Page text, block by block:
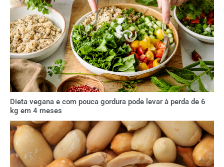
Dieta vegana e com pouca gordura pode levar à perda de 6
kg em 4 meses